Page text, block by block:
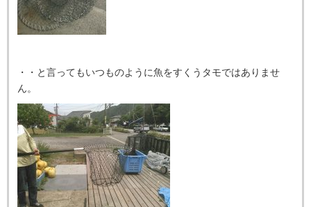
・・と言ってもいつものように魚をすくうタモではありませ
ん。